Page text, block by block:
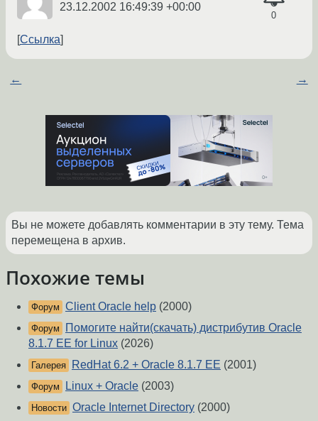
0
23.12.2002 16:49:39 +00:00
Ссылка
← →
Вы не можете добавлять комментарии в эту тему. Тема
перемещена в архив.
Похожие темы
Форум Client Oracle help (2000)
Форум
Помогите найти(скачать) дистрибутив Oracle
8.1.7 EE for Linux (2026)
Галерея RedHat 6.2 + Oracle 8.1.7 EE (2001)
Форум Linux + Oracle (2003)
Новости Oracle Internet Directory (2000)